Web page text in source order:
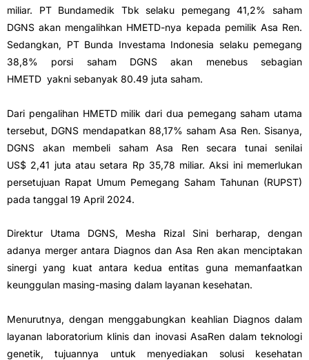
miliar. PT Bundamedik Tbk selaku pemegang 41,2% saham
DGNS akan mengalihkan HMETD-nya kepada pemilik Asa Ren.
Sedangkan, PT Bunda Investama Indonesia selaku pemegang
38,8% porsi saham DGNS akan menebus sebagian
HMETD yakni sebanyak 80.49 juta saham.
Dari pengalihan HMETD milik dari dua pemegang saham utama
tersebut, DGNS mendapatkan 88,17% saham Asa Ren. Sisanya,
DGNS akan membeli saham Asa Ren secara tunai senilai
US$ 2,41 juta atau setara Rp 35,78 miliar. Aksi ini memerlukan
persetujuan Rapat Umum Pemegang Saham Tahunan (RUPST)
pada tanggal 19 April 2024.
Direktur Utama DGNS, Mesha Rizal Sini berharap, dengan
adanya merger antara Diagnos dan Asa Ren akan menciptakan
sinergi yang kuat antara kedua entitas guna memanfaatkan
keunggulan masing-masing dalam layanan kesehatan.
Menurutnya, dengan menggabungkan keahlian Diagnos dalam
layanan laboratorium klinis dan inovasi AsaRen dalam teknologi
genetik, tujuannya untuk menyediakan solusi kesehatan